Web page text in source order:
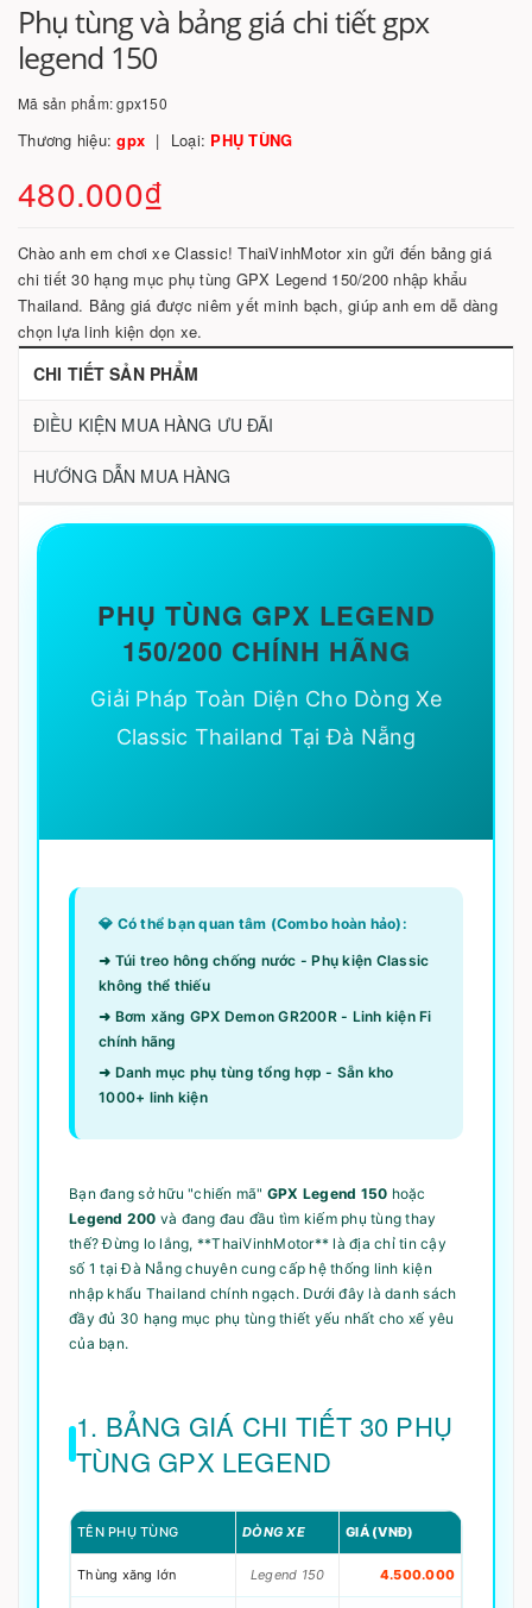
Phụ tùng và bảng giá chi tiết gpx
legend 150
Mã sản phẩm:gpx150
Thương hiệu:gpx Loại: PHỤ TÙNG
480.000₫
Chào anh em chơi xe Classic! ThaiVinhMotor xin gửi đến bảng giá
chi tiết 30 hạng mục phụ tùng GPX Legend 150/200 nhập khẩu
Thailand. Bảng giá được niêm yết minh bạch, giúp anh em dễ dàng
chọn lựa linh kiện dọn xe.
CHI TIẾT SẢN PHẨM
ĐIỀU KIỆN MUA HÀNG ƯU ĐÃI
HƯỚNG DẪN MUA HÀNG
PHỤ TÙNG GPX LEGEND
150/200 CHÍNH HÃNG
Giải Pháp Toàn Diện Cho Dòng Xe
Classic Thailand Tại Đà Nẵng
💎 Có thể bạn quan tâm (Combo hoàn hảo):
➜ Túi treo hông chống nước - Phụ kiện Classic
không thể thiếu
➜ Bơm xăng GPX Demon GR200R - Linh kiện Fi
chính hãng
➜ Danh mục phụ tùng tổng hợp - Sẵn kho
1000+ linh kiện
Bạn đang sở hữu "chiến mã" GPX Legend 150 hoặc
Legend 200 và đang đau đầu tìm kiếm phụ tùng thay
thế? Đừng lo lắng, **ThaiVinhMotor** là địa chỉ tin cậy
số 1 tại Đà Nẵng chuyên cung cấp hệ thống linh kiện
nhập khẩu Thailand chính ngạch. Dưới đây là danh sách
đầy đủ 30 hạng mục phụ tùng thiết yếu nhất cho xế yêu
của bạn.
1. BẢNG GIÁ CHI TIẾT 30 PHỤ
TÙNG GPX LEGEND
TÊN PHỤ TÙNG DÒNG XE GIÁ (VNĐ)
Thùng xăng lớn Legend 150 4.500.000